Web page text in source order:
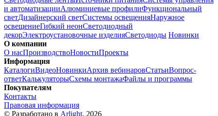
и автоматизацииАлюминиевые профилиФункциональный
светДизайнерский светСистемы освещенияНаружное
освещениеГибкий неонСветодиодный
декорЭлектроустановочные изделияСветодиоды Новинки
О компании
О насПроизводствоНовостиПроекты
Информация
КаталогиВидеоНовинкиАрхив вебинаровСтатьиВопрос-
ответКалькуляторыСхемы монтажаФайлы и программы
Покупателям
Контакты
Правовая информация
© Разработано в Arlight, 2026